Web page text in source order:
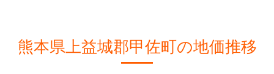
熊本県上益城郡甲佐町の地価推移